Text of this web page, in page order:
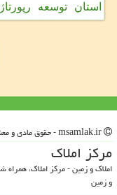
استان توسعه رپورتاژ
مركز املاك
املاک و زمین - مرکز املاک،
و زمین